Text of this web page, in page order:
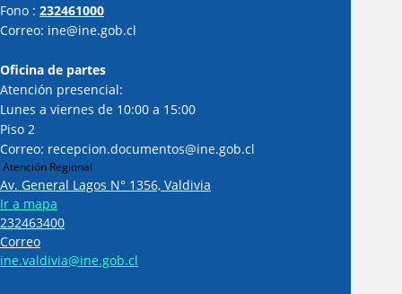
Fono : 232461000
Correo: ine@ine.gob.cl
Oficina de partes
Atención presencial:
Lunes a viernes de 10:00 a 15:00
Piso 2
Correo: recepcion.documentos@ine.gob.cl
Atención Regional
Av. General Lagos N° 1356, Valdivia
Ir a mapa
232463400
Correo
ine.valdivia@ine.gob.cl